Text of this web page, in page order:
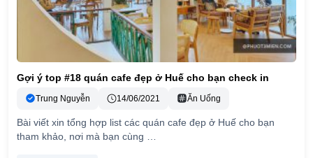
Gợi ý top #18 quán cafe đẹp ở Huế cho bạn check in
Trung Nguyễn 14/06/2021 Ăn Uống
Bài viết xin tổng hợp list các quán cafe đẹp ở Huế cho bạn
tham khảo, nơi mà bạn cùng …